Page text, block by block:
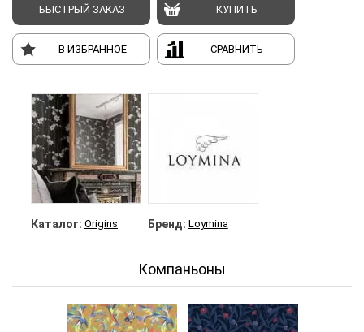
БЫСТРЫЙ ЗАКАЗ КУПИТЬ
В ИЗБРАННОЕ СРАВНИТЬ
Каталог: Origins Бренд: Loymina
Компаньоны